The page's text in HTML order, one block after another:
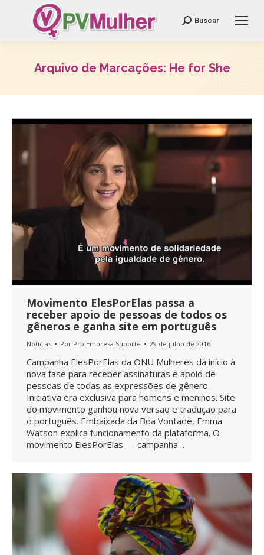
Search:
Buscar
Arquivo de Marcações: He for She
Movimento ElesPorElas passa a
receber apoio de pessoas de todos os
gêneros e ganha site em português
Notícias Por Pró Empresa Suporte 29 de julho de 2016
Campanha ElesPorElas da ONU Mulheres dá início à
nova fase para receber assinaturas e apoio de
pessoas de todas as expressões de gênero.
Iniciativa era exclusiva para homens e meninos. Site
do movimento ganhou nova versão e tradução para
o português. Embaixada da Boa Vontade, Emma
Watson explica funcionamento da plataforma. O
movimento ElesPorElas — campanha…